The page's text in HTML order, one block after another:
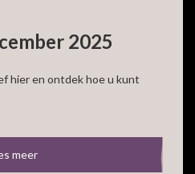
2025
hier en ontdek hoe u kunt
meer